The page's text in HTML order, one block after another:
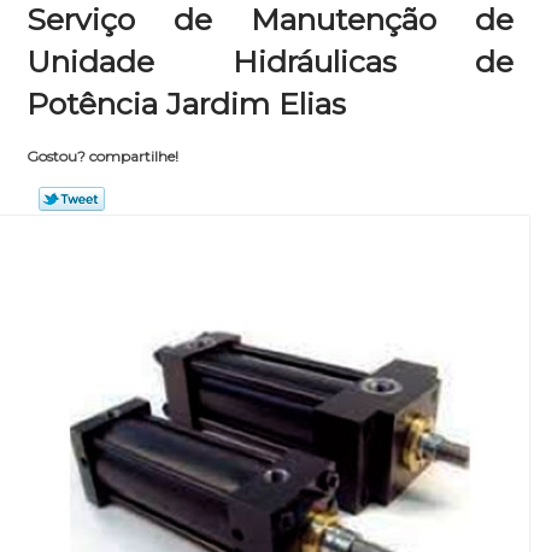
Serviço de Manutenção de
Unidade Hidráulicas de
Potência Jardim Elias
Gostou? compartilhe!